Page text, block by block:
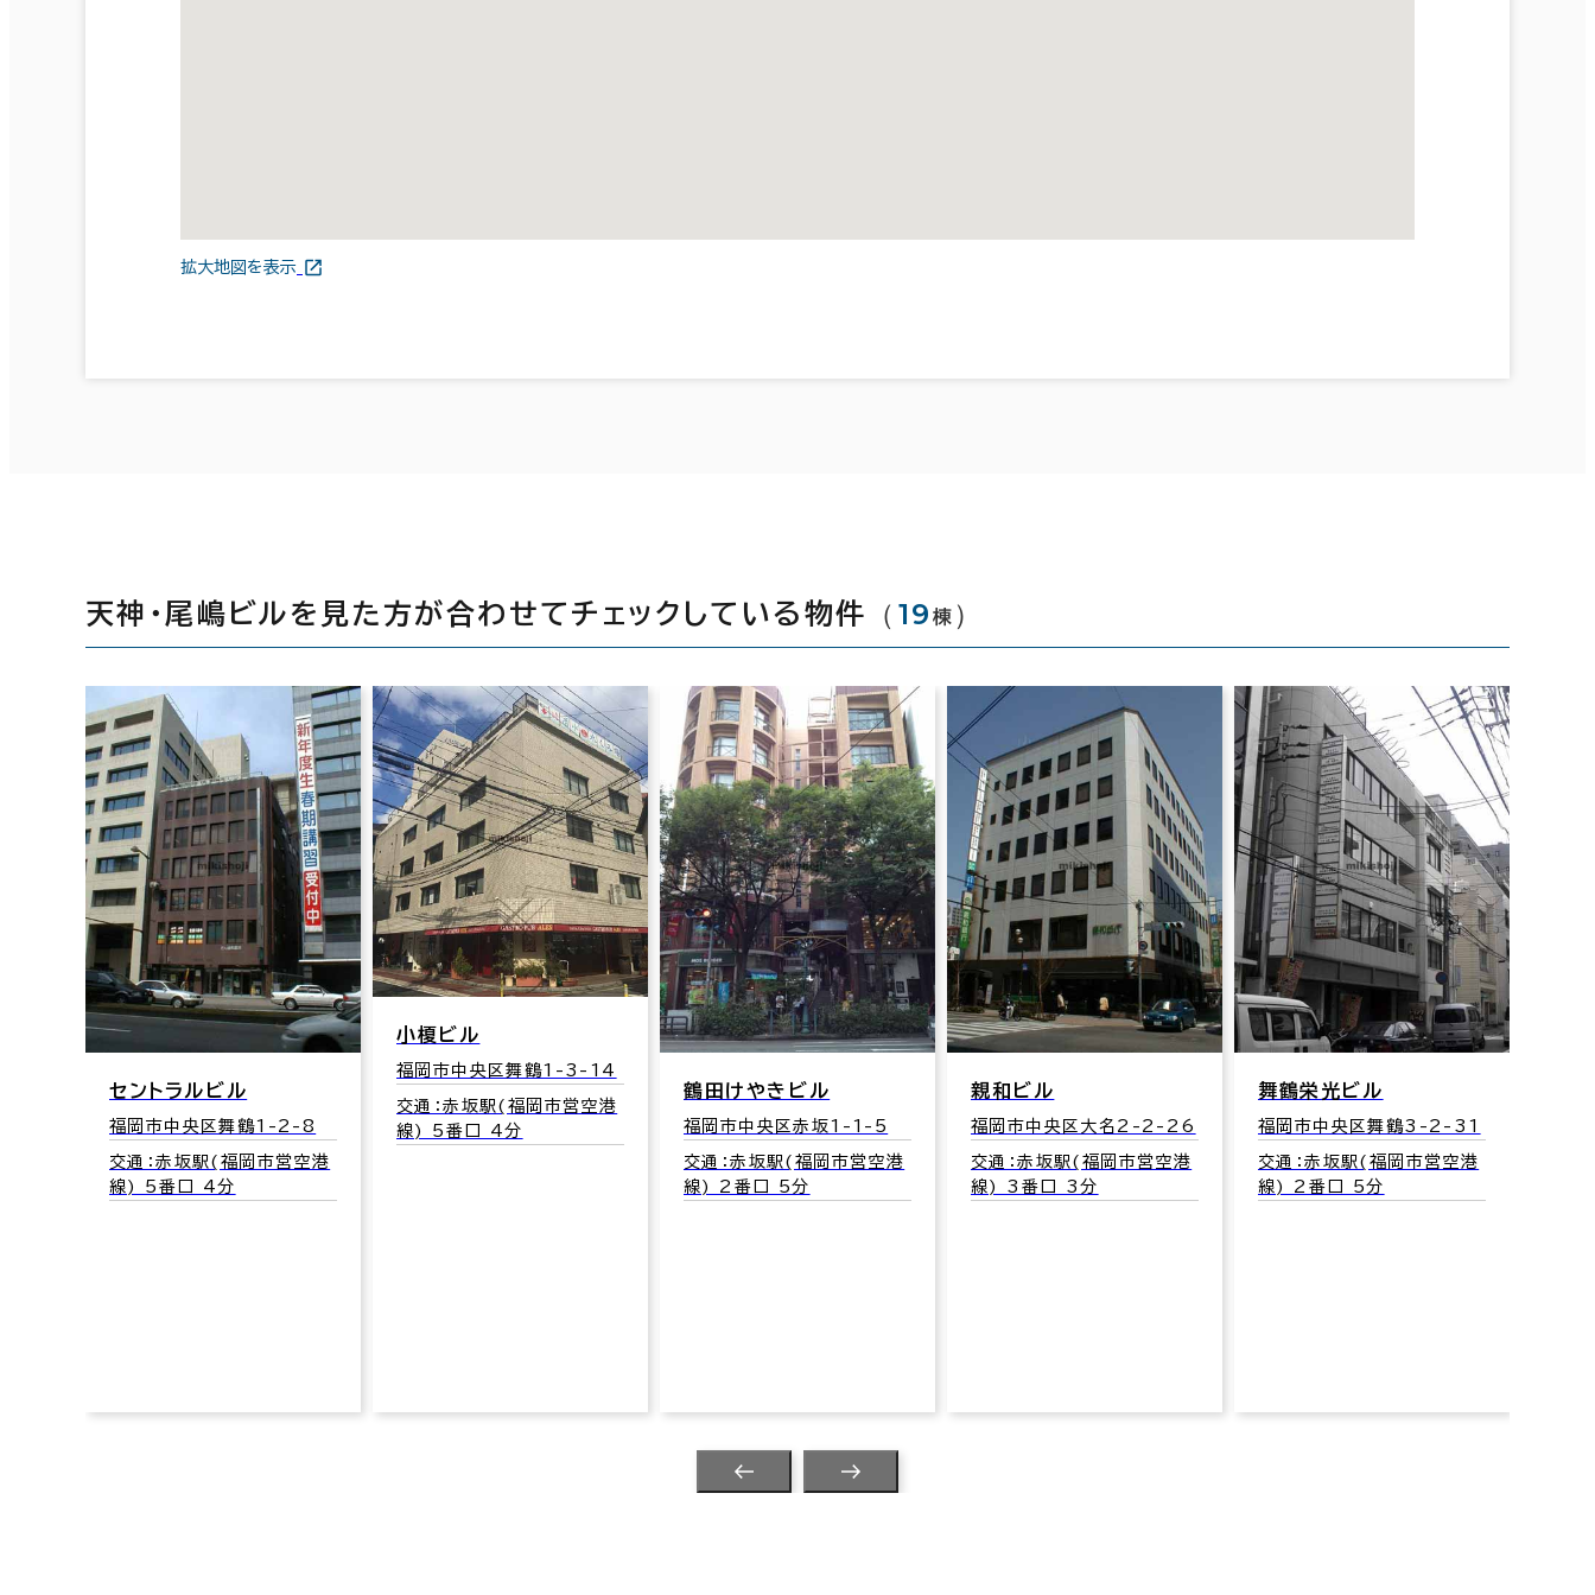
拡大地図を表示
天神・尾嶋ビルを見た方が合わせてチェックしている物件 （ 19 棟 ）
セントラルビル
福岡市中央区舞鶴1-2-8
交通：赤坂駅(福岡市営空港
線) 5番口 4分
小榎ビル
福岡市中央区舞鶴1-3-14
交通：赤坂駅(福岡市営空港
線) 5番口 4分
鶴田けやきビル
福岡市中央区赤坂1-1-5
交通：赤坂駅(福岡市営空港
線) 2番口 5分
親和ビル
福岡市中央区大名2-2-26
交通：赤坂駅(福岡市営空港
線) 3番口 3分
舞鶴栄光ビル
福岡市中央区舞鶴3-2-31
交通：赤坂駅(福岡市営空港
線) 2番口 5分